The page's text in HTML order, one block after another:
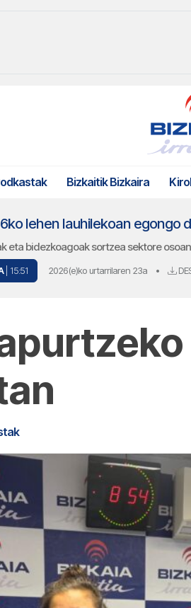
Bizkaitik Bizkaira
lehen lauhilekoan egongo
eta bidezkoagoak sortzea sektore
| 15:51 2026(e)ko urtarrilaren 23a •